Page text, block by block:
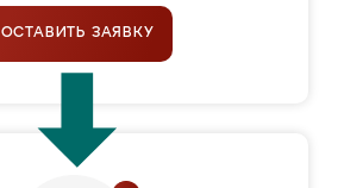
ОСТАВИТЬ ЗАЯВКУ